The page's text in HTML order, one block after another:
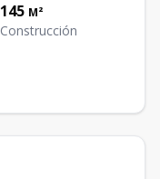
145 M²
Construcción